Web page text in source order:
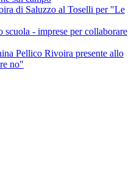
di Saluzzo al Toselli per "Le
scuola - imprese per collaborare
Pellico Rivoira presente allo
no"